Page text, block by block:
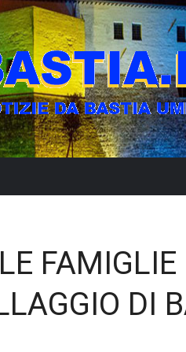
FAMIGLIE
DI